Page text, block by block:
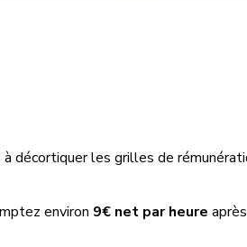
décortiquer les grilles de
environ 9€ net par heure